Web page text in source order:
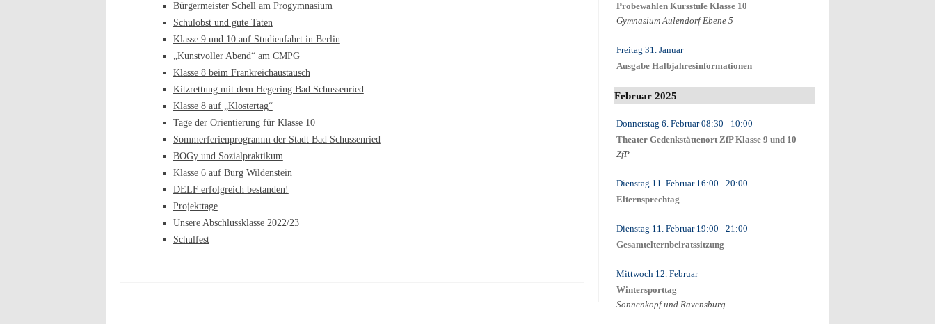
Bürgermeister Schell am Progymnasium
Schulobst und gute Taten
Klasse 9 und 10 auf Studienfahrt in Berlin
„Kunstvoller Abend“ am CMPG
Klasse 8 beim Frankreichaustausch
Kitzrettung mit dem Hegering Bad Schussenried
Klasse 8 auf „Klostertag“
Tage der Orientierung für Klasse 10
Sommerferienprogramm der Stadt Bad Schussenried
BOGy und Sozialpraktikum
Klasse 6 auf Burg Wildenstein
DELF erfolgreich bestanden!
Projekttage
Unsere Abschlussklasse 2022/23
Schulfest
Probewahlen Kursstufe Klasse 10
Gymnasium Aulendorf Ebene 5
Freitag 31. Januar
Ausgabe Halbjahresinformationen
Februar 2025
Donnerstag 6. Februar08:30 - 10:00
Theater Gedenkstättenort ZfP Klasse 9 und 10
ZfP
Dienstag 11. Februar16:00 - 20:00
Elternsprechtag
Dienstag 11. Februar19:00 - 21:00
Gesamtelternbeiratssitzung
Mittwoch 12. Februar
Wintersporttag
Sonnenkopf und Ravensburg